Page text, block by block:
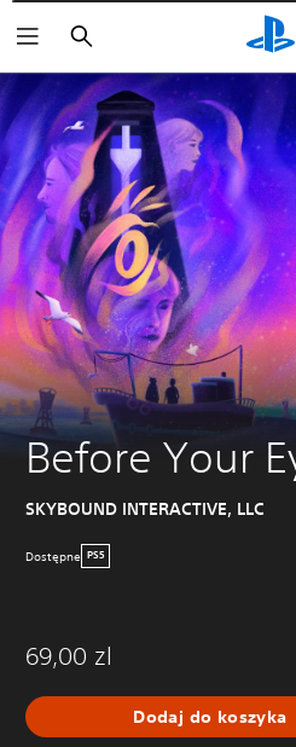
Wyszukaj
Before Your
SKYBOUND INTERACTIVE, LLC
Dostępne PS5
69,00 zl
Dodaj do koszyka